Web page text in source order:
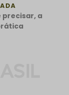
precisar, a